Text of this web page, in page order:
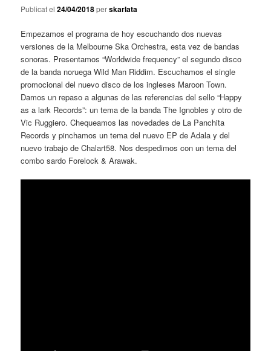
Publicat el24/04/2018perskarlata
Empezamos el programa de hoy escuchando dos nuevas
versiones de la Melbourne Ska Orchestra, esta vez de bandas
sonoras. Presentamos “Worldwide frequency” el segundo disco
de la banda noruega Wild Man Riddim. Escuchamos el single
promocional del nuevo disco de los ingleses Maroon Town.
Damos un repaso a algunas de las referencias del sello “Happy
as a lark Records”: un tema de la banda The Ignobles y otro de
Vic Ruggiero. Chequeamos las novedades de La Panchita
Records y pinchamos un tema del nuevo EP de Adala y del
nuevo trabajo de Chalart58. Nos despedimos con un tema del
combo sardo Forelock & Arawak.